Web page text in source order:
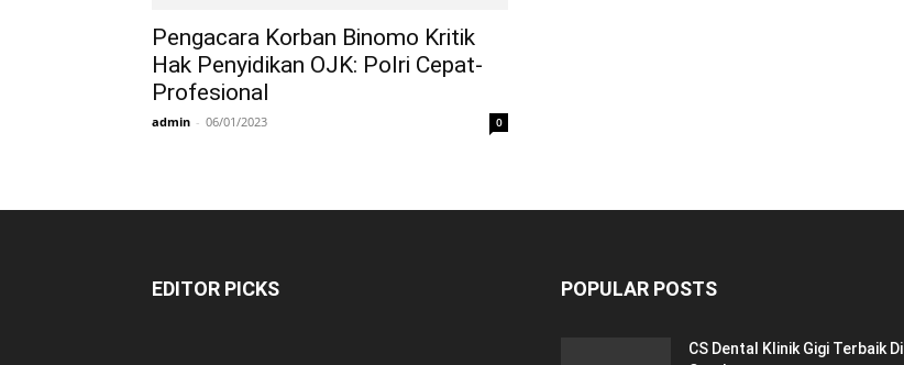
Pengacara Korban Binomo Kritik
Hak Penyidikan OJK: Polri Cepat-
Profesional
admin - 06/01/2023 0
EDITOR PICKS POPULAR POSTS
CS Dental Klinik Gigi Terbaik Di